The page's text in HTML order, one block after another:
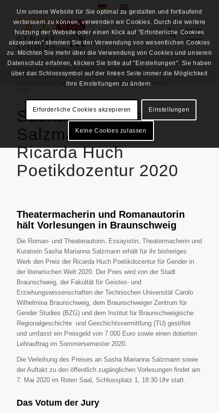
BZG-Veranstaltungen
/
Sasha Marianna Salzmann erhält Ricarda Huch Poetikdozentur
Sasha Marianna
Salzmann erhält
Ricarda Huch
Poetikdozentur 2020
Theatermacherin und Romanautorin
hält Vorlesungen in Braunschweig
Die Roman- und Theaterautorin, Essayistin, Theatermacherin und
Kuratorin Sasha Marianna Salzmann erhält für ihr bisheriges
Werk den Preis der Ricarda Huch Poetikdozentur für Gender in
der literarischen Welt 2020. Der Preis wird von der Stadt
Braunschweig, der Fakultät für Geistes- und
Erziehungswissenschaften der Technischen Universität Carolo
Wilhelmina Braunschweig, dem Braunschweiger Zentrum für
Gender Studies (BZG) und dem Institut für Braunschweigische
Regionalgeschichte und Geschichtsvermittlung (TU) gestiftet
und umfasst ein Preisgeld von 7.000 Euro sowie einen dotierten
Lehrauftrag im Sommersemester 2020.
Die Verleihung des Preises an Sasha Marianna Salzmann sowie
der Auftakt zu den öffentlich zugänglichen Vorlesungen findet am
7. Mai 2020 im Roten Saal, Schlossplatz 1, 18:30 Uhr statt.
Das Votum der Jury
Um unsere Website für Sie optimal zu gestalten und fortlaufend
verbessern zu können, verwenden wir Cookies. Durch die weitere
Nutzung der Website oder einen Klick auf "Erforderliche Cookies
akzepieren" stimmen Sie der Verwendung von wesentlichen Cookies
zu. Möchten Sie mehr über die Verwendung von Cookies und unseren
Datenschutz erfahren, klicken Sie bitte auf "Einstellungen". Sie haben
über das Schlosssymbol auf der linken Seite immer die Möglichkeit
Ihre Einstellungen zu ändern.
Erforderliche Cookies akzepieren Einstellungen
Keine Cookies zulassen